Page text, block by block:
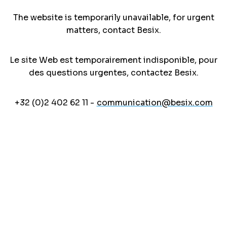
The website is temporarily unavailable, for urgent
matters, contact Besix.
Le site Web est temporairement indisponible, pour
des questions urgentes, contactez Besix.
+32 (0)2 402 62 11 - communication@besix.com